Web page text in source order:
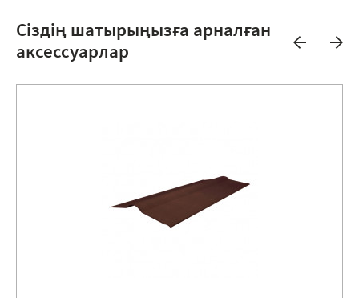
Сіздің шатырыңызға арналған
аксессуарлар